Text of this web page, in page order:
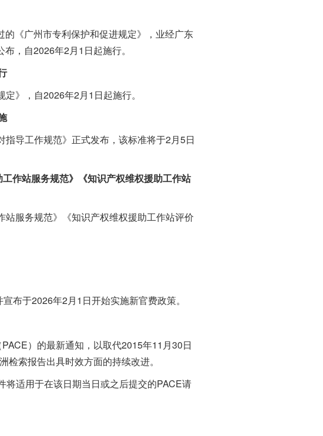
《广州市专利保护和促进规定》，业经广东
，自2026年2月1日起施行。
》，自2026年2月1日起施行。
导工作规范》正式发布，该标准将于2月5日
作站服务规范》《知识产权维权援助工作站
服务规范》《知识产权维权援助工作站评价
于2026年2月1日开始实施新官费政策。
）的最新通知，以取代2015年11月30日
索报告出具时效方面的持续改进。
适用于在该日期当日或之后提交的PACE请